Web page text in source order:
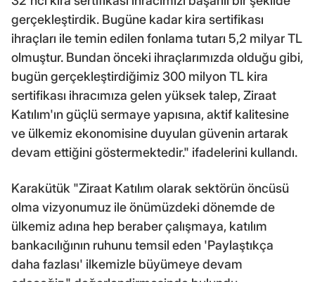
gerçekleştirdik. Bugüne kadar kira sertifikası
ihraçları ile temin edilen fonlama tutarı 5,2 milyar TL
olmuştur. Bundan önceki ihraçlarımızda olduğu gibi,
bugün gerçekleştirdiğimiz 300 milyon TL kira
sertifikası ihracımıza gelen yüksek talep, Ziraat
Katılım'ın güçlü sermaye yapısına, aktif kalitesine
ve ülkemiz ekonomisine duyulan güvenin artarak
devam ettiğini göstermektedir." ifadelerini kullandı.
Karakütük "Ziraat Katılım olarak sektörün öncüsü
olma vizyonumuz ile önümüzdeki dönemde de
ülkemiz adına hep beraber çalışmaya, katılım
bankacılığının ruhunu temsil eden 'Paylaştıkça
daha fazlası' ilkemizle büyümeye devam